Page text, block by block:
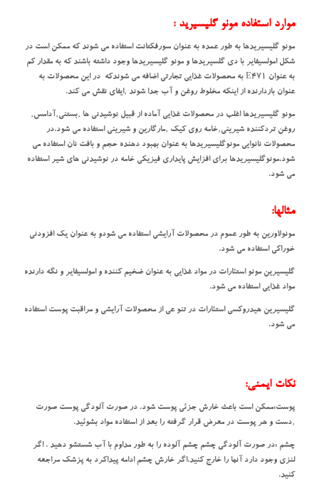
موارد استفاده مونو گلیسیرید :
مونو گلیسیریدها به طور عمده به عنوان سورفکتانت استفاده می شوند که ممکن است در
شکل امولسیفایر با دی گلسیریدها و مونو گلیسیریدها وجود داشته باشند که به مقدار کم
به عنوان E471 به محصولات غذایی تجارتی اضافه می شوندکه در این محصولات به
عنوان بازدارنده از اینکه مخلوط روغن و آب جدا شوند ‚ایفای نقش می کند.
مونو گلیسیریدها اغلب در محصولات غذایی آماده از قبیل نوشیدنی ها ‚بستنی‚آدامس‚
روغن تردکننده شیرینی‚خامه روی کیک ‚مارگارین و شیرینی استفاده می شود.در
محصولات نانوایی مونوگلیسیریدها به عنوان بهبود دهنده حجم و بافت نان استفاده می
شود.مونوگلیسیریدها برای افزایش پایداری فیزیکی خامه در نوشیدنی های شیر استفاده
می شود.
مثالها:
مونولاورین به طور عموم در محصولات آرایشی استفاده می شودو به عنوان یک افزودنی
خوراکی استفاده می شود.
گلیسیرین مونو استئارات در مواد غذایی به عنوان ضخیم کننده و امولسیفایر و نگه دارنده
مواد غذایی استفاده می شود.
گلیسیرین هیدروکسی استئارات در تنو عی از محصولات آرایشی و مراقبت پوست استفاده
می شود.
نکات ایمنی:
پوست:ممکن است باعث خارش جزئی پوست شود. در صورت آلودگی پوست صورت
‚دست و هر پوست در معرض قرار گرفته را بعد از استفاده مواد بشوئید.
چشم :در صورت آلودگی چشم چشم آلوده را به طور مداوم با آب شستشو دهید . اگر
لنزی وجود دارد آنها را خارج کنید.اگر خارش چشم ادامه پیداکرد به پزشک مراجعه
کنید.